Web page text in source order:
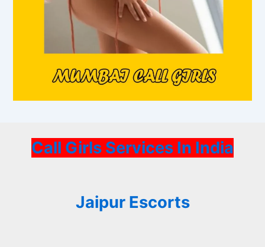
Call Girls Services In India
Jaipur Escorts